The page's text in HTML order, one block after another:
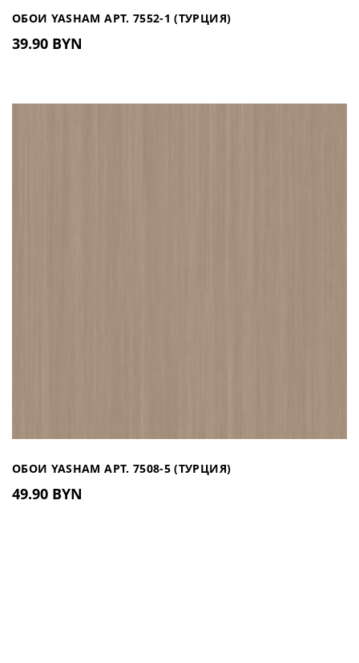
ОБОИ YASHAM АРТ. 7552-1 (ТУРЦИЯ)
39.90 BYN
ОБОИ YASHAM АРТ. 7508-5 (ТУРЦИЯ)
49.90 BYN